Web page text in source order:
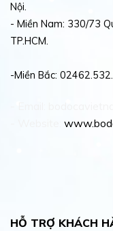
Nội.
- Miền Nam: 330/73
TP.HCM.
-Miền Bắc:
HỖ TRỢ KHÁCH